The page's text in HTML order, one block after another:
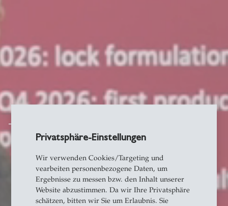
Privatsphäre-Einstellungen
Wir verwenden Cookies/Targeting und
vearbeiten personenbezogene Daten, um
Ergebnisse zu messen bzw. den Inhalt unserer
Website abzustimmen. Da wir Ihre Privatsphäre
schätzen, bitten wir Sie um Erlaubnis. Sie
Transfer